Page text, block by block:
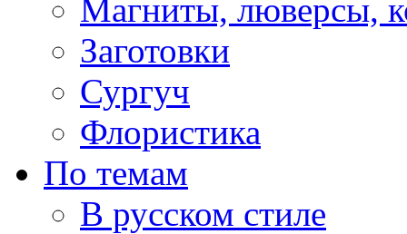
Магниты, люверсы,
Заготовки
Сургуч
Флористика
По темам
В русском стиле